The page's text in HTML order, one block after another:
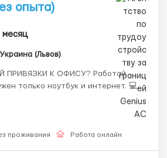
опыта)
Украина (Львов)
К ОФИСУ? Работай
только ноутбук и интернет. 💻
с соцсетями. Если ты хочешь
уже умеешь это делать — хороший
Обучаем, помогаем
поддерживаем...
проживания Работа онлайн